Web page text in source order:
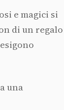
e magici si
di un regalo
una